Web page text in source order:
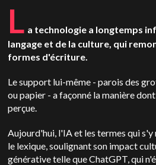
L a technologie a longtemps
langage et de la culture, qui
formes d'écriture.
Le support lui-même - parois des
ou papier - a façonné la manière
perçue.
Aujourd'hui, l'IA et les termes qui
le lexique, soulignant son impact
générative telle que ChatGPT, qui